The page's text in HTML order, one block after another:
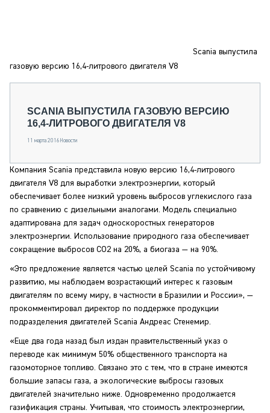
СПЕЦПРОЕКТЫ
О ПРОЕКТЕ
Scania выпустила
газовую версию 16,4-литрового двигателя V8
SCANIA ВЫПУСТИЛА ГАЗОВУЮ ВЕРСИЮ
16,4-ЛИТРОВОГО ДВИГАТЕЛЯ V8
11 марта 2016 Новости
Компания Scania представила новую версию 16,4-литрового
двигателя V8 для выработки электроэнергии, который
обеспечивает более низкий уровень выбросов углекислого газа
по сравнению с дизельными аналогами. Модель специально
адаптирована для задач односкоростных генераторов
электроэнергии. Использование природного газа обеспечивает
сокращение выбросов CO2 на 20%, а биогаза — на 90%.
«Это предложение является частью целей Scania по устойчивому
развитию, мы наблюдаем возрастающий интерес к газовым
двигателям по всему миру, в частности в Бразилии и России», —
прокомментировал директор по поддержке продукции
подразделения двигателей Scania Андреас Стенемир.
«Еще два года назад был издан правительственный указ о
переводе как минимум 50% общественного транспорта на
газомоторное топливо. Связано это с тем, что в стране имеются
большие запасы газа, а экологические выбросы газовых
двигателей значительно ниже. Одновременно продолжается
газификация страны. Учитывая, что стоимость электроэнергии,